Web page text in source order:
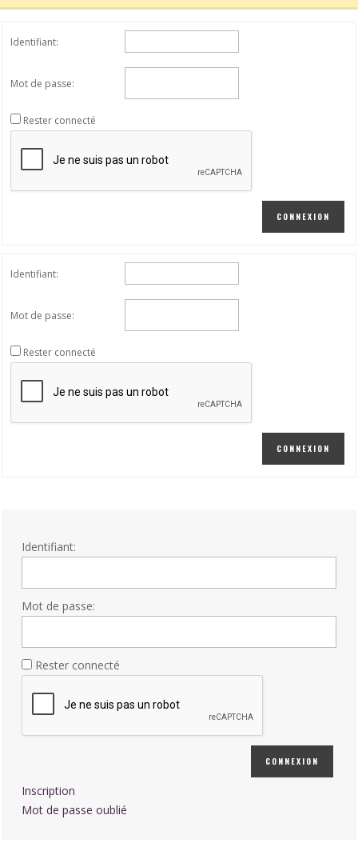
Identifiant:
Mot de passe:
Rester connecté
CONNEXION
Identifiant:
Mot de passe:
Rester connecté
CONNEXION
Identifiant:
Mot de passe:
Rester connecté
CONNEXION
Inscription
Mot de passe oublié